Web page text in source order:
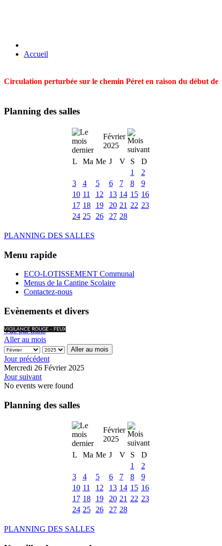
Accueil
Circulation perturbée sur le chemin Péret en raison du début
Planning des salles
Février
2025
L
Ma Me J V S
D
1
2
3
4 5 6 7 8
9
10 11 12 13 14 15 16
17 18 19 20 21 22 23
24 25 26 27 28
PLANNING DES SALLES
Menu rapide
ECO-LOTISSEMENT Communal
Menus de la Cantine Scolaire
Contactez-nous
Evènements et divers
VIGILANCE ROUGE - FEUX
Vue par mois
Aller au mois
Aller au mois
Jour précédent
Mercredi 26 Février 2025
Jour suivant
No events were found
Planning des salles
Février
2025
L
Ma Me J V S
D
1
2
3
4 5 6 7 8
9
10 11 12 13 14 15 16
17 18 19 20 21 22 23
24 25 26 27 28
PLANNING DES SALLES